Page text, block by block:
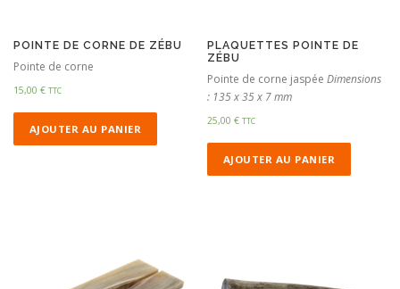
POINTE DE CORNE DE ZÉBU
Pointe de corne
15,00 € TTC
AJOUTER AU PANIER
PLAQUETTES POINTE DE
ZÉBU
Pointe de corne jaspéeDimensions
: 135 x 35 x 7 mm
25,00€ TTC
AJOUTER AU PANIER